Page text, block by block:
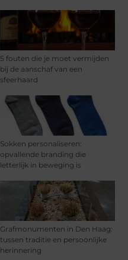
5 fouten die je moet vermijden
bij de aanschaf van een
sfeerhaard
Sokken personaliseren:
opvallende branding die
letterlijk in beweging is
Grafmonumenten in Den Haag:
tussen traditie en persoonlijke
herinnering